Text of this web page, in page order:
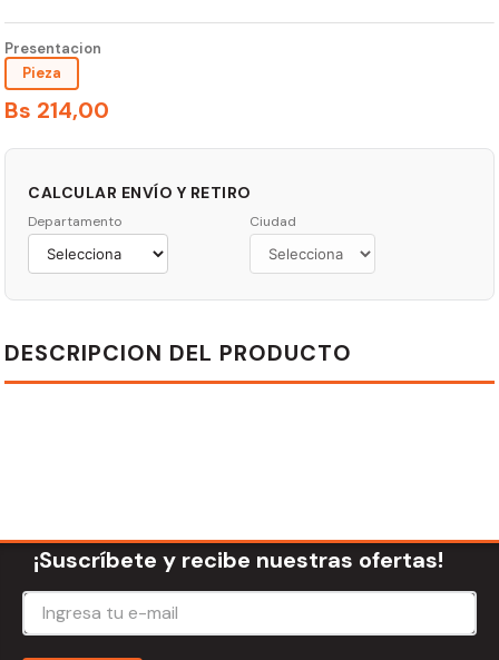
Presentacion
Pieza
Bs 214,00
CALCULAR ENVÍO Y RETIRO
Departamento Ciudad
DESCRIPCION DEL PRODUCTO
¡Suscríbete y recibe nuestras ofertas!